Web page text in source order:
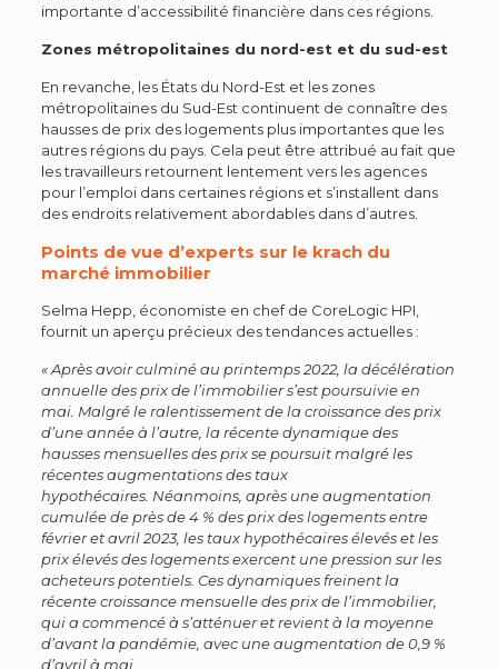
importante d’accessibilité financière dans ces régions.
Zones métropolitaines du nord-est et du sud-est
En revanche, les États du Nord-Est et les zones
métropolitaines du Sud-Est continuent de connaître des
hausses de prix des logements plus importantes que les
autres régions du pays. Cela peut être attribué au fait que
les travailleurs retournent lentement vers les agences
pour l’emploi dans certaines régions et s’installent dans
des endroits relativement abordables dans d’autres.
Points de vue d’experts sur le krach du
marché immobilier
Selma Hepp, économiste en chef de CoreLogic HPI,
fournit un aperçu précieux des tendances actuelles :
« Après avoir culminé au printemps 2022, la décélération
annuelle des prix de l’immobilier s’est poursuivie en
mai. Malgré le ralentissement de la croissance des prix
d’une année à l’autre, la récente dynamique des
hausses mensuelles des prix se poursuit malgré les
récentes augmentations des taux
hypothécaires. Néanmoins, après une augmentation
cumulée de près de 4 % des prix des logements entre
février et avril 2023, les taux hypothécaires élevés et les
prix élevés des logements exercent une pression sur les
acheteurs potentiels. Ces dynamiques freinent la
récente croissance mensuelle des prix de l’immobilier,
qui a commencé à s’atténuer et revient à la moyenne
d’avant la pandémie, avec une augmentation de 0,9 %
d’avril à mai.